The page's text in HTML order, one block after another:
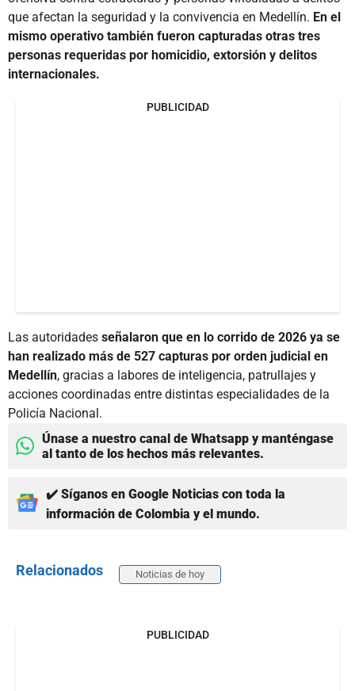
que afectan la seguridad y la convivencia en Medellín. En el
mismo operativo también fueron capturadas otras tres
personas requeridas por homicidio, extorsión y delitos
internacionales.
PUBLICIDAD
Las autoridades señalaron que en lo corrido de 2026 ya se
han realizado más de 527 capturas por orden judicial en
Medellín, gracias a labores de inteligencia, patrullajes y
acciones coordinadas entre distintas especialidades de la
Policía Nacional.
Únase a nuestro canal de Whatsapp y manténgase
al tanto de los hechos más relevantes.
✔️ Síganos en Google Noticias con toda la
información de Colombia y el mundo.
Relacionados Noticias de hoy
PUBLICIDAD